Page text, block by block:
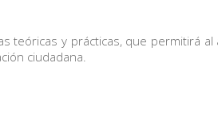
teóricas y prácticas, que permitirá
ciudadana.